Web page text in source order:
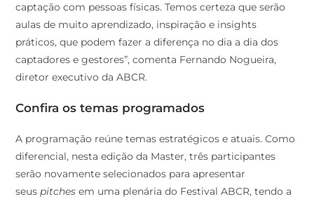
captação com pessoas físicas. Temos certeza que serão
aulas de muito aprendizado, inspiração e insights
práticos, que podem fazer a diferença no dia a dia dos
captadores e gestores”, comenta Fernando Nogueira,
diretor executivo da ABCR.
Confira os temas programados
A programação reúne temas estratégicos e atuais. Como
diferencial, nesta edição da Master, três participantes
serão novamente selecionados para apresentar
seuspitches em uma plenária do Festival ABCR, tendo a